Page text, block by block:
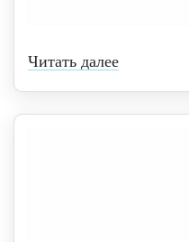
Читать далее